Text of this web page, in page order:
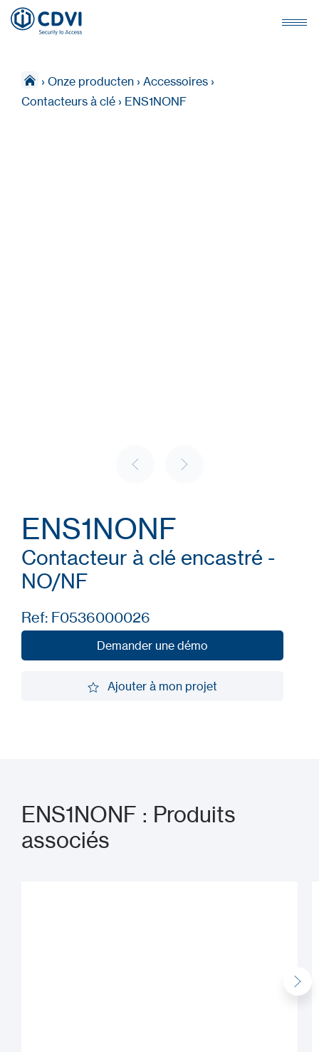
› Onze producten › Accessoires ›
Contacteurs à clé › ENS1NONF
ENS1NONF
Contacteur à clé encastré -
NO/NF
Ref: F0536000026
Demander une démo
Ajouter à mon projet
ENS1NONF : Produits
associés